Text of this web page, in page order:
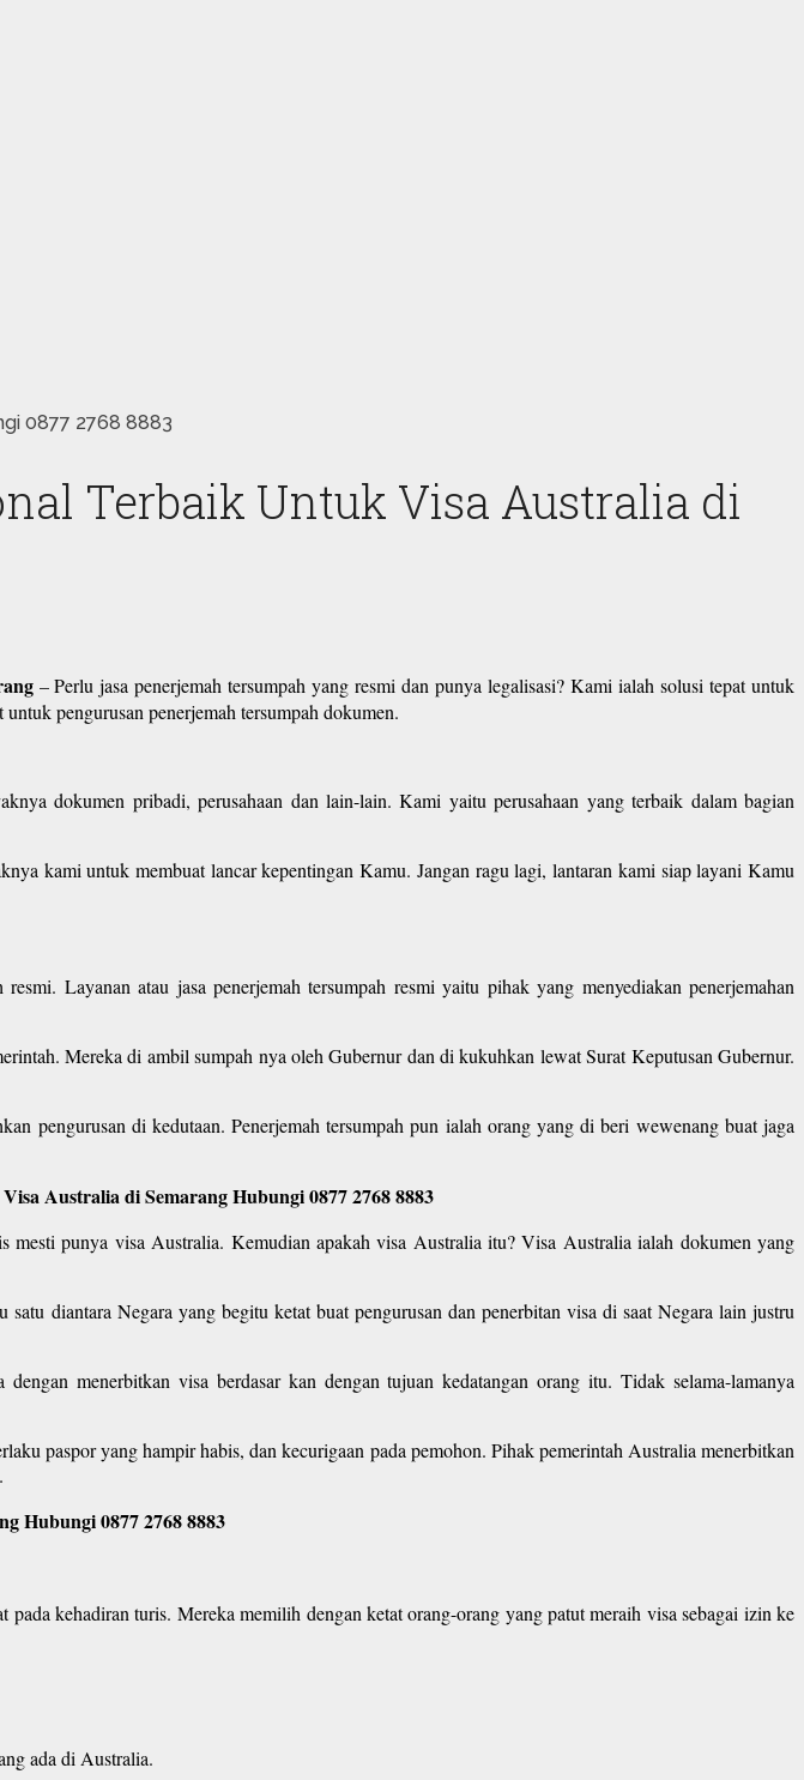
0877 2768 8883
Terbaik Untuk Visa Australia di
– Perlu jasa penerjemah tersumpah yang resmi dan punya legalisasi? Kami ialah solusi tepat untuk
pengurusan penerjemah tersumpah dokumen.
dokumen pribadi, perusahaan dan lain-lain. Kami yaitu perusahaan yang terbaik dalam bagian
kami untuk membuat lancar kepentingan Kamu. Jangan ragu lagi, lantaran kami siap layani Kamu
Layanan atau jasa penerjemah tersumpah resmi yaitu pihak yang menyediakan penerjemahan
Mereka di ambil sumpah nya oleh Gubernur dan di kukuhkan lewat Surat Keputusan Gubernur.
pengurusan di kedutaan. Penerjemah tersumpah pun ialah orang yang di beri wewenang buat jaga
Australia di Semarang Hubungi 0877 2768 8883
punya visa Australia. Kemudian apakah visa Australia itu? Visa Australia ialah dokumen yang
diantara Negara yang begitu ketat buat pengurusan dan penerbitan visa di saat Negara lain justru
menerbitkan visa berdasar kan dengan tujuan kedatangan orang itu. Tidak selama-lamanya
paspor yang hampir habis, dan kecurigaan pada pemohon. Pihak pemerintah Australia menerbitkan
Hubungi 0877 2768 8883
kehadiran turis. Mereka memilih dengan ketat orang-orang yang patut meraih visa sebagai izin ke
ada di Australia.